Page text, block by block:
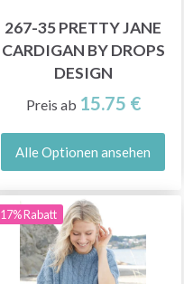
267-35 PRETTY JANE
CARDIGAN BY DROPS
DESIGN
Preis ab 15.75 €
Alle Optionen ansehen
17% Rabatt